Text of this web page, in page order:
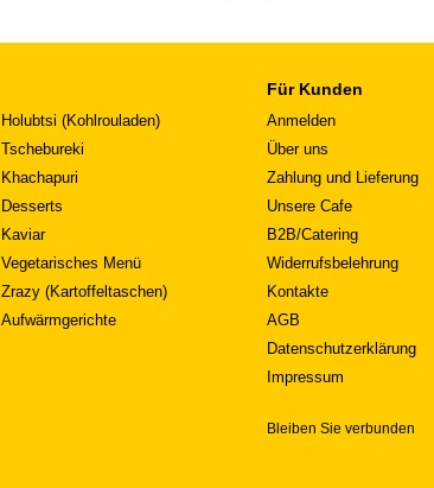
Holubtsi (Kohlrouladen)
Tschebureki
Khachapuri
Desserts
Kaviar
Vegetarisches Menü
Zrazy (Kartoffeltaschen)
Aufwärmgerichte
Für Kunden
Anmelden
Über uns
Zahlung und Lieferung
Unsere Cafe
B2B/Catering
Widerrufsbelehrung
Kontakte
AGB
Datenschutzerklärung
Impressum
Bleiben Sie verbunden